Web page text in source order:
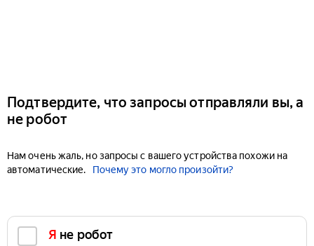
Подтвердите, что запросы отправляли вы, а
не робот
Нам очень жаль, но запросы с вашего устройства похожи на
автоматические.
Почему это могло произойти?
Я не робот